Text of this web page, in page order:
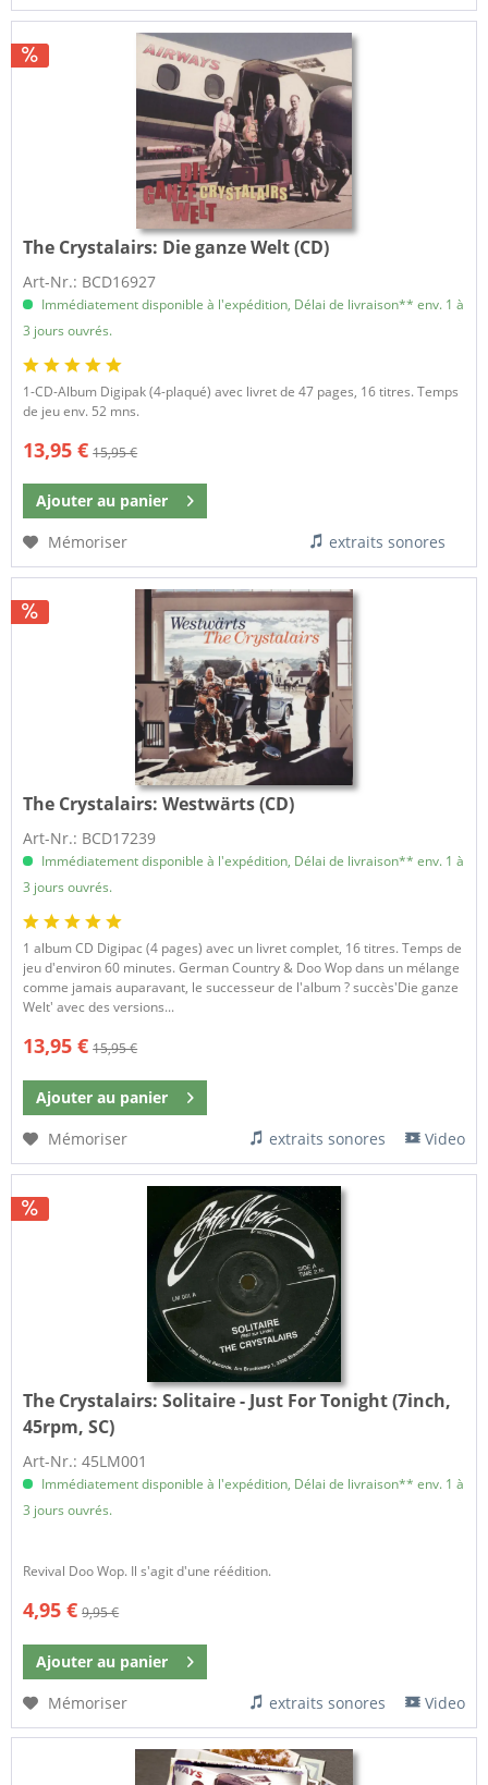
The Crystalairs: Die ganze Welt (CD)
Art-Nr.: BCD16927
Immédiatement disponible à l'expédition, Délai de livraison** env. 1 à
3 jours ouvrés.
1-CD-Album Digipak (4-plaqué) avec livret de 47 pages, 16 titres. Temps
de jeu env. 52 mns.
13,95 € 15,95 €
Ajouter au panier
Mémoriser
extraits sonores
The Crystalairs: Westwärts (CD)
Art-Nr.: BCD17239
Immédiatement disponible à l'expédition, Délai de livraison** env. 1 à
3 jours ouvrés.
1 album CD Digipac (4 pages) avec un livret complet, 16 titres. Temps de
jeu d'environ 60 minutes. German Country & Doo Wop dans un mélange
comme jamais auparavant, le successeur de l'album ? succès'Die ganze
Welt' avec des versions...
13,95 € 15,95 €
Ajouter au panier
Mémoriser
extraits sonores Video
The Crystalairs: Solitaire - Just For Tonight (7inch,
45rpm, SC)
Art-Nr.: 45LM001
Immédiatement disponible à l'expédition, Délai de livraison** env. 1 à
3 jours ouvrés.
Revival Doo Wop. Il s'agit d'une réédition.
4,95 € 9,95 €
Ajouter au panier
Mémoriser
extraits sonores Video